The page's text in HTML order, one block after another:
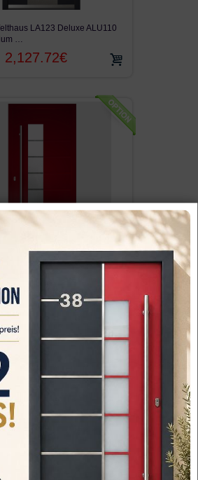
LA123 Deluxe ALU110
…
2,127.72€
Roma GF405 Deluxe
Alumi…
2,735.81€